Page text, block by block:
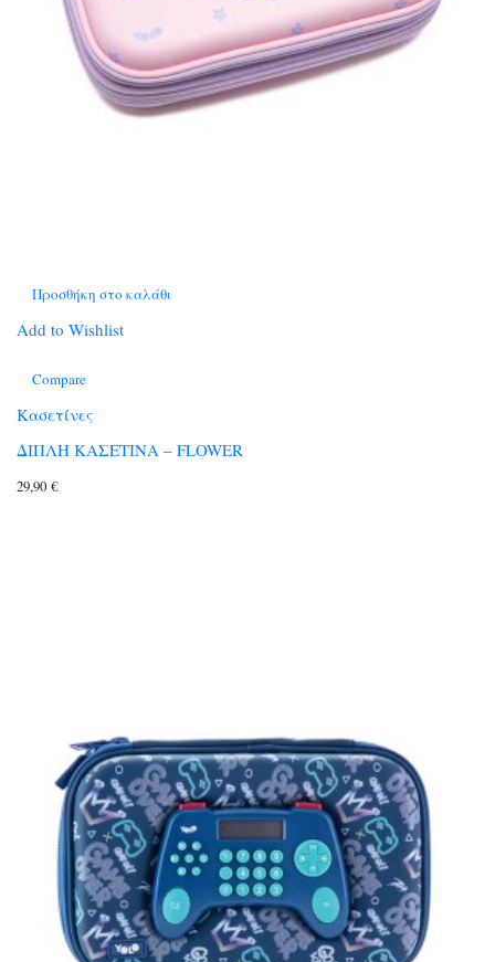
Προσθήκη στο καλάθι
Add to Wishlist
Compare
Κασετίνες
ΔΙΠΛΗ ΚΑΣΕΤΙΝΑ – FLOWER
29,90 €